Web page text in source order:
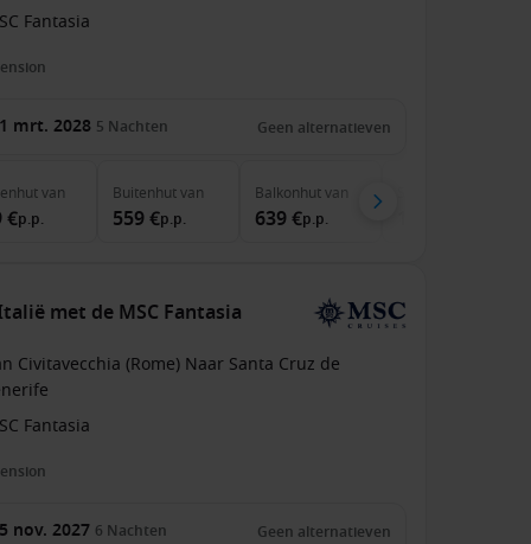
Fantasia
mrt. 2028 5 Nachten Geen alternatieven
van
€p.p.
Buitenhutvan
559 €p.p.
Balkonhutvan
639 €p.p.
met de MSC Fantasia
Civitavecchia (Rome) Naar Santa Cruz de
Fantasia
nov. 2027 6 Nachten Geen alternatieven